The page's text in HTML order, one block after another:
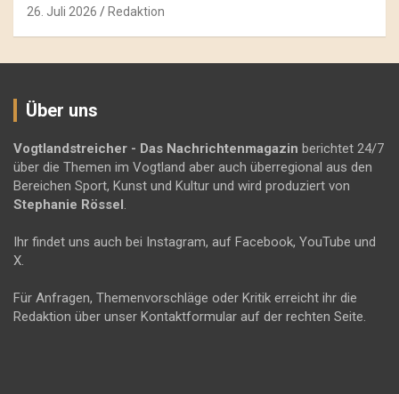
26. Juli 2026 Redaktion
Über uns
Vogtlandstreicher - Das Nachrichtenmagazin berichtet 24/7
über die Themen im Vogtland aber auch überregional aus den
Bereichen Sport, Kunst und Kultur und wird produziert von
Stephanie Rössel .
Ihr findet uns auch bei Instagram, auf Facebook, YouTube und
X.
Für Anfragen, Themenvorschläge oder Kritik erreicht ihr die
Redaktion über unser Kontaktformular auf der rechten Seite.